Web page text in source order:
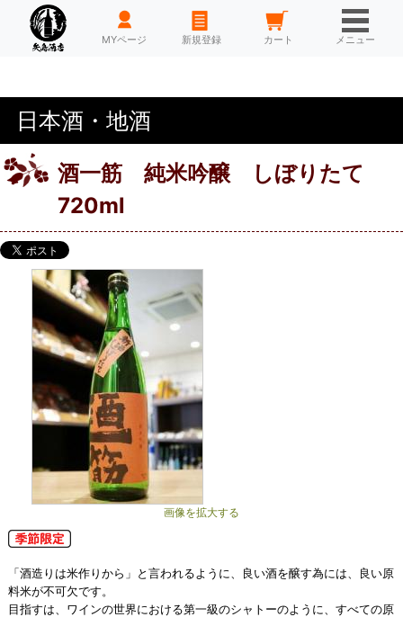
HOME MYページ 新規登録 カート メニュー
日本酒・地酒
酒一筋 純米吟醸 しぼりたて
720ml
画像を拡大する
「酒造りは米作りから」と言われるように、良い酒を醸す為には、良い原
料米が不可欠です。
目指すは、ワインの世界における第一級のシャトーのように、すべての原